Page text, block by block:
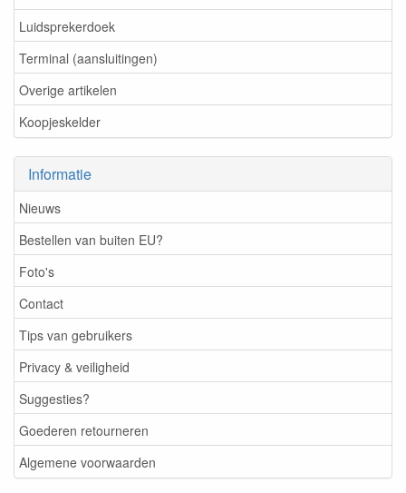
Luidsprekerdoek
Terminal (aansluitingen)
Overige artikelen
Koopjeskelder
Informatie
Nieuws
Bestellen van buiten EU?
Foto's
Contact
Tips van gebruikers
Privacy & veiligheid
Suggesties?
Goederen retourneren
Algemene voorwaarden